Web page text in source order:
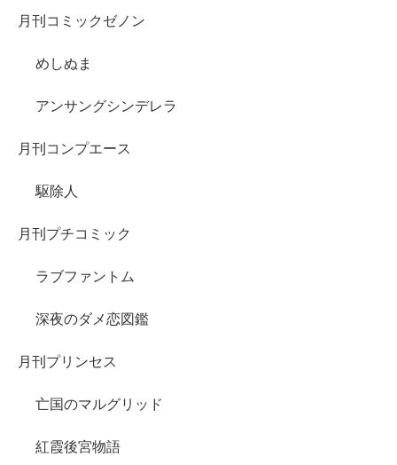
月刊コミックゼノン
めしぬま
アンサングシンデレラ
月刊コンプエース
駆除人
月刊プチコミック
ラブファントム
深夜のダメ恋図鑑
月刊プリンセス
亡国のマルグリッド
紅霞後宮物語